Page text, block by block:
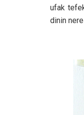
ufak
dinin